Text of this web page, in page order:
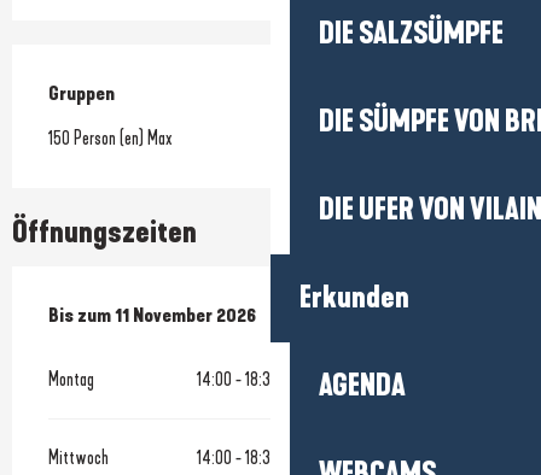
DIE SALZSÜMPFE
DIE SÜMPFE VON
DIE UFER VON
Erkunden
AGENDA
Gruppen
Gruppen
150 Person (en) Max
Öffnungszeiten
vom5 April 2026bis zum11 November 2026
Bis zum11 November 2026
Montag 14:00 - 18:30
Mittwoch 14:00 - 18:30